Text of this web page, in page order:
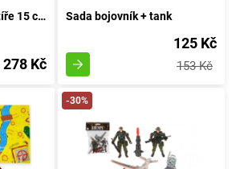
Figurka Temného rytíře 15 cm
278 Kč
Sada bojovník + tank
125 Kč
153 Kč
-30%